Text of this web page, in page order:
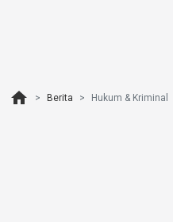
home Berita Hukum & Kriminal